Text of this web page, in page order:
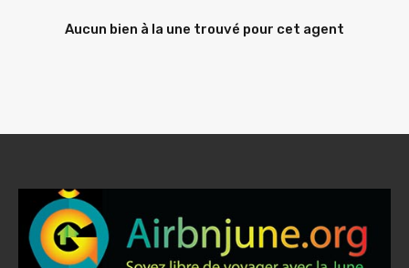
Aucun bien à la une trouvé pour cet agent